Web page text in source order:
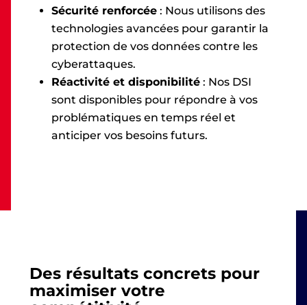
Sécurité renforcée : Nous utilisons des
technologies avancées pour garantir la
protection de vos données contre les
cyberattaques.
Réactivité et disponibilité : Nos DSI
sont disponibles pour répondre à vos
problématiques en temps réel et
anticiper vos besoins futurs.
Des résultats concrets pour
maximiser votre